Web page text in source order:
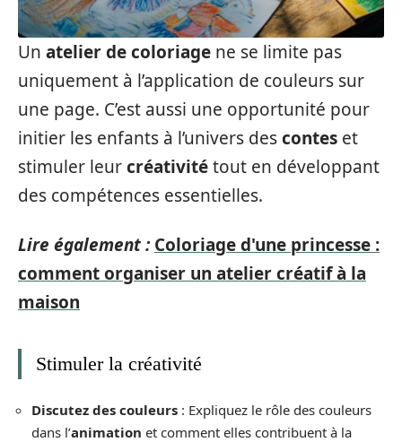
Un atelier de coloriage ne se limite pas
uniquement à l’application de couleurs sur
une page. C’est aussi une opportunité pour
initier les enfants à l’univers descontes et
stimuler leurcréativitétout en développant
des compétences essentielles.
Lire également : Coloriage d'une princesse :
comment organiser un atelier créatif à la
maison
Stimuler la créativité
Discutez des couleurs : Expliquez le rôle des couleurs
dans l’animation et comment elles contribuent à la